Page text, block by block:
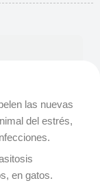
las nuevas
del estrés,
en gatos.